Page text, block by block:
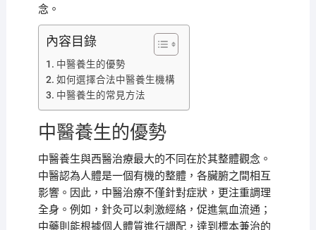
念。
內容目錄
中醫養生的優勢
如何選擇合法中醫養生機構
中醫養生的常見方法
中醫養生的優勢
中醫養生與西醫治療最大的不同在於其整體觀念。
中醫認為人體是一個有機的整體，各臟腑之間相互
影響。因此，中醫治療不僅針對症狀，更注重調理
全身。例如，針灸可以刺激經絡，促進氣血流通；
中藥則能根據個人體質進行調配，達到標本兼治的